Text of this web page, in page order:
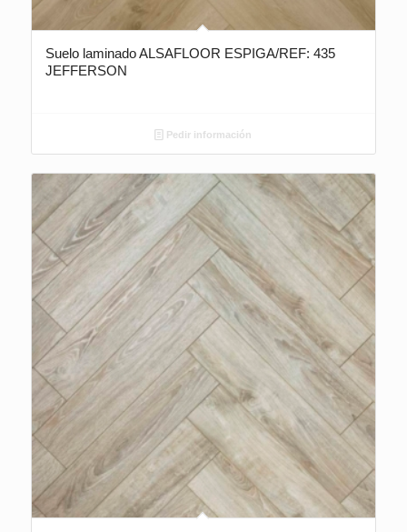
Suelo laminado ALSAFLOOR ESPIGA/REF: 435
JEFFERSON
Pedir información